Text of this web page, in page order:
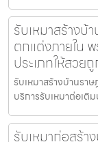
รับเหมาสร้างบ้
ตกแต่งภายใน
ประเภทให้สวย
รับเหมาสร้างบ้านรา
บริการรับเหมาต่อเติ
รับเหมาก่อสร้า